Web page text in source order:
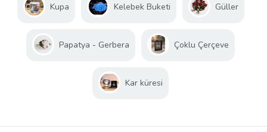
Kupa Kelebek Buketi Güller
Papatya - Gerbera Çoklu Çerçeve
Kar küresi